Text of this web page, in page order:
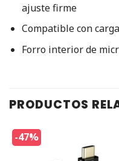
ajuste firme
Compatible con
Forro interior de
PRODUCTOS
-47%